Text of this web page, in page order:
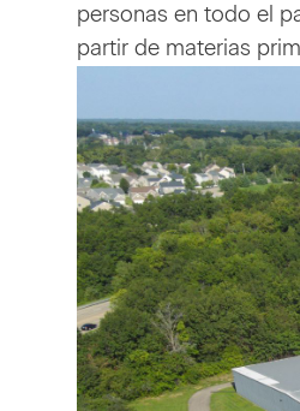
personas en todo el
partir de materias